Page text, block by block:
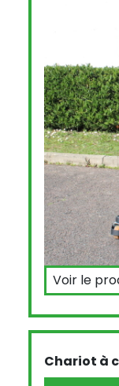
Voir le
Chariot à